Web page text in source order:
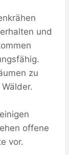
und
zu
offene
vor.